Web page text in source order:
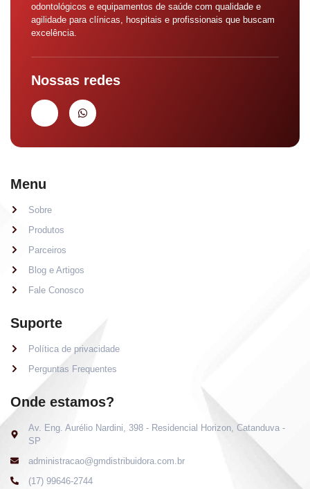
odontológicos e equipamentos de saúde com qualidade e
agilidade para clínicas, hospitais e profissionais que buscam
excelência.
Nossas redes
Menu
Sobre
Produtos
Parceiros
Blog e Artigos
Fale Conosco
Suporte
Política de privacidade
Perguntas Frequentes
Onde estamos?
Av. Eng. Aurélio Nardini, 398 - Residencial Horizon, Catanduva -
SP
administracao@gmdistribuidora.com.br
(17) 99646-2744